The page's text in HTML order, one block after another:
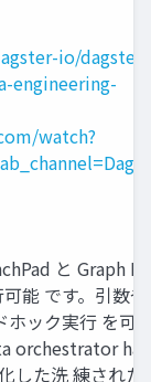
io/dagster-
engineering-
watch?
と Graph
能 です。引数
ホック実行 を可
orchestrator
した洗 練された